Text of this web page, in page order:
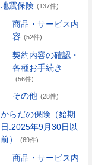
地震保険 (137件)
商品・サービス内
容 (52件)
契約内容の確認・
各種お手続き
(56件)
その他 (28件)
からだの保険（始期
日:2025年9月30日以
前）
(69件)
商品・サービス内